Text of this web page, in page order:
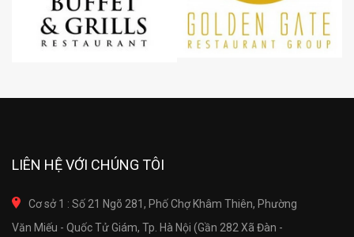
LIÊN HỆ VỚI CHÚNG TÔI
Cơ sở 1 : Số 21 Ngõ 281, Phố Chợ Khâm Thiên, Phường
Văn Miếu - Quốc Tử Giám, Tp. Hà Nội (Gần 282 Xã Đàn -